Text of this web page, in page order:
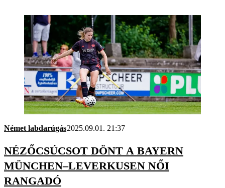
Német labdarúgás2025.09.01. 21:37
NÉZŐCSÚCSOT DÖNT A BAYERN
MÜNCHEN–LEVERKUSEN NŐI
RANGADÓ